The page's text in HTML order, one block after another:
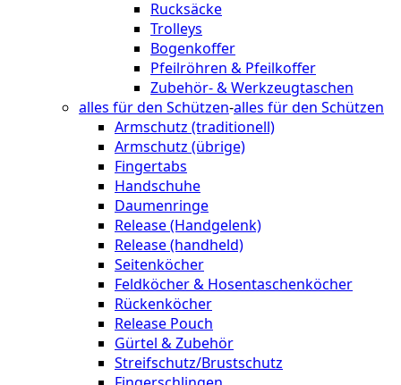
Rucksäcke
Trolleys
Bogenkoffer
Pfeilröhren & Pfeilkoffer
Zubehör- & Werkzeugtaschen
alles für den Schützen-alles für den Schützen
Armschutz (traditionell)
Armschutz (übrige)
Fingertabs
Handschuhe
Daumenringe
Release (Handgelenk)
Release (handheld)
Seitenköcher
Feldköcher & Hosentaschenköcher
Rückenköcher
Release Pouch
Gürtel & Zubehör
Streifschutz/Brustschutz